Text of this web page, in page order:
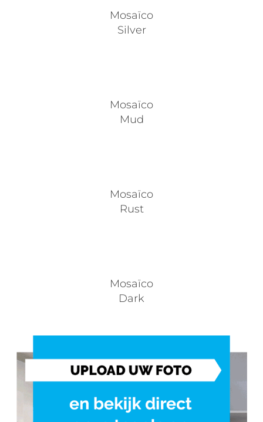
Mosaïco
Silver
Mosaïco
Mud
Mosaïco
Rust
Mosaïco
Dark